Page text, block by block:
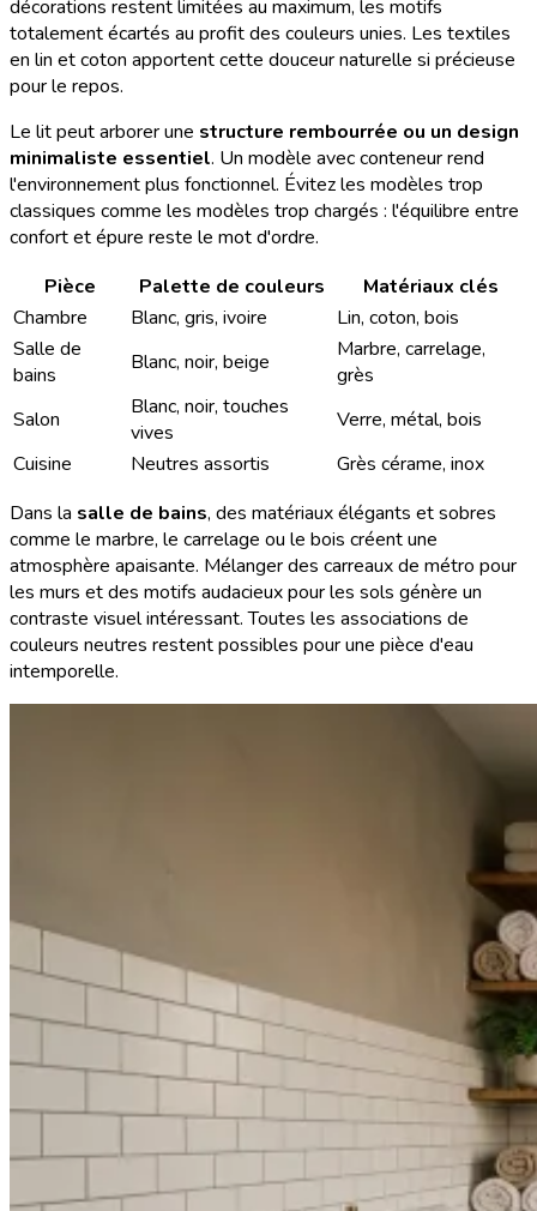
décorations restent limitées au maximum, les motifs
totalement écartés au profit des couleurs unies. Les textiles
en lin et coton apportent cette douceur naturelle si précieuse
pour le repos.
Le lit peut arborer une structure rembourrée ou un design
minimaliste essentiel. Un modèle avec conteneur rend
l'environnement plus fonctionnel. Évitez les modèles trop
classiques comme les modèles trop chargés : l'équilibre entre
confort et épure reste le mot d'ordre.
Pièce
Palette de couleurs
Matériaux clés
Chambre
Blanc, gris, ivoire
Lin, coton, bois
Salle de
bains
Blanc, noir, beige
Marbre, carrelage,
grès
Salon
Blanc, noir, touches
vives
Verre, métal, bois
Cuisine
Neutres assortis
Grès cérame, inox
Dans la salle de bains, des matériaux élégants et sobres
comme le marbre, le carrelage ou le bois créent une
atmosphère apaisante. Mélanger des carreaux de métro pour
les murs et des motifs audacieux pour les sols génère un
contraste visuel intéressant. Toutes les associations de
couleurs neutres restent possibles pour une pièce d'eau
intemporelle.